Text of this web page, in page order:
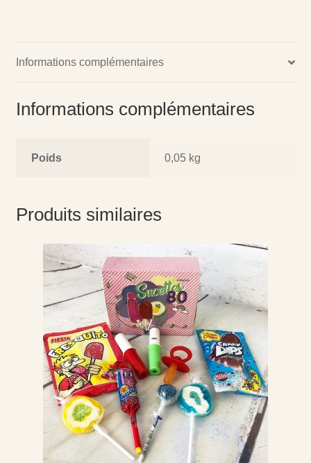
Informations complémentaires
Informations complémentaires
Poids 0,05 kg
Produits similaires